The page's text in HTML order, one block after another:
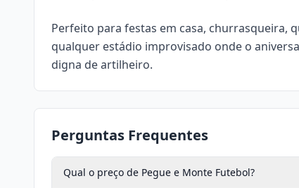
Perfeito para festas em casa, churrasqueira,
qualquer estádio improvisado onde o
digna de artilheiro.
Perguntas Frequentes
Qual o preço de Pegue e Monte Futebol?